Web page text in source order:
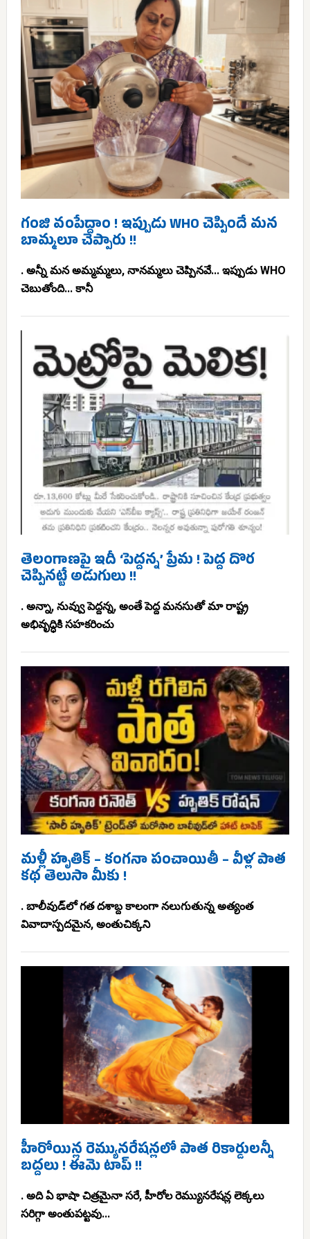
గంజి వంపేద్దాం ! ఇప్పుడు WHO చెప్పిందే మన
బామ్మలూ చెప్పారు !!
. అన్నీ మన అమ్మమ్మలు, నానమ్మలు చెప్పినవే... ఇప్పుడు WHO
చెబుతోంది... కానీ
తెలంగాణపై ఇదీ ‘పెద్దన్న’ ప్రేమ ! పెద్ద దొర
చెప్పినట్టే అడుగులు !!
. అన్నా, నువ్వు పెద్దన్న, అంతే పెద్ద మనసుతో మా రాష్ట్ర
అభివృద్ధికి సహకరించు
మళ్లీ హృతిక్ – కంగనా పంచాయితీ – వీళ్ల పాత
కథ తెలుసా మీకు !
. బాలీవుడ్‌లో గత దశాబ్ద కాలంగా నలుగుతున్న అత్యంత
వివాదాస్పదమైన, అంతుచిక్కని
హీరోయిన్ల రెమ్యునరేషన్లలో పాత రికార్డులన్నీ
బద్దలు ! ఈమె టాప్ !!
. అది ఏ భాషా చిత్రమైనా సరే, హీరోల రెమ్యునరేషన్ల లెక్కలు
సరిగ్గా అంతుపట్టవు...